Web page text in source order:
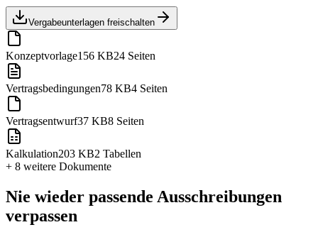
Vergabeunterlagen freischalten
Konzeptvorlage156 KB24 Seiten
Vertragsbedingungen78 KB4 Seiten
Vertragsentwurf37 KB8 Seiten
Kalkulation203 KB2 Tabellen
+ 8 weitere Dokumente
Nie wieder passende Ausschreibungen
verpassen